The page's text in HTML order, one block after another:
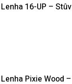
16-UP – Stûv
Pixie Wood –